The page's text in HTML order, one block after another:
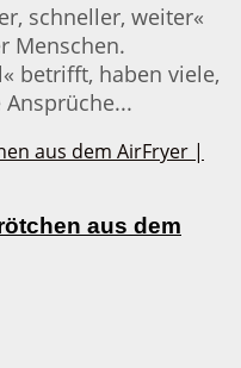
schneller, weiter«
Menschen.
betrifft, haben viele,
aus dem